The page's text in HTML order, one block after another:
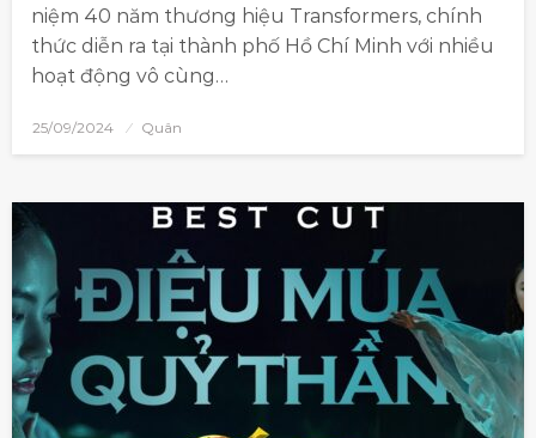
niệm 40 năm thương hiệu Transformers, chính
thức diễn ra tại thành phố Hồ Chí Minh với nhiều
hoạt động vô cùng…
25/09/2024 Quân